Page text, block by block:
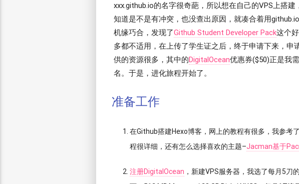
xxx.github.io的名字很奇葩，所以想在自己的VPS上搭
知道是不是有冲突，也没查出原因，就凑合着用github.io
机缘巧合，发现了Github Student Developer Pack这个
多都不适用，在上传了学生证之后，终于申请下来，申
供的资源很多，其中的DigitalOcean优惠券($50)正是我
名。于是，进化旅程开始了。
准备工作
在Github搭建Hexo博客，网上的教程有很多，我参考
程很详细，还有怎么选择喜欢的主题–Jacman基于
注册DigitalOcean ，新建VPS服务器，我选了每月5